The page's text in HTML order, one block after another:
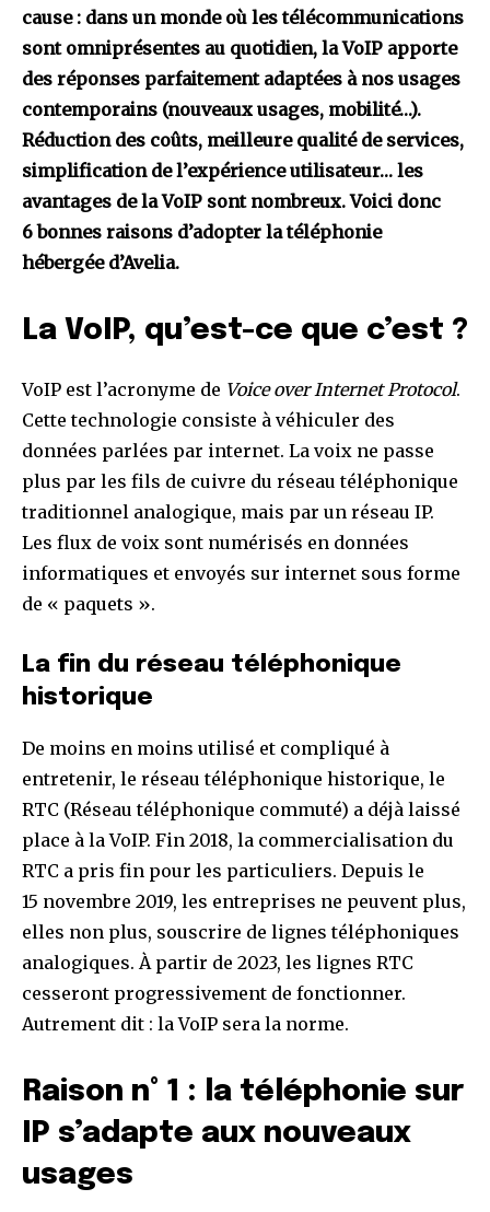
cause : dans un monde où les télécommunications
sont omniprésentes au quotidien, la VoIP apporte
des réponses parfaitement adaptées à nos usages
contemporains (nouveaux usages, mobilité…).
Réduction des coûts, meilleure qualité de services,
simplification de l’expérience utilisateur… les
avantages de la VoIP sont nombreux. Voici donc
6 bonnes raisons d’adopter la téléphonie
hébergée d’Avelia.
La VoIP, qu’est-ce que c’est ?
VoIP est l’acronyme de Voice over Internet Protocol.
Cette technologie consiste à véhiculer des
données parlées par internet. La voix ne passe
plus par les fils de cuivre du réseau téléphonique
traditionnel analogique, mais par un réseau IP.
Les flux de voix sont numérisés en données
informatiques et envoyés sur internet sous forme
de « paquets ».
La fin du réseau téléphonique
historique
De moins en moins utilisé et compliqué à
entretenir, le réseau téléphonique historique, le
RTC (Réseau téléphonique commuté) a déjà laissé
place à la VoIP. Fin 2018, la commercialisation du
RTC a pris fin pour les particuliers. Depuis le
15 novembre 2019, les entreprises ne peuvent plus,
elles non plus, souscrire de lignes téléphoniques
analogiques. À partir de 2023, les lignes RTC
cesseront progressivement de fonctionner.
Autrement dit : la VoIP sera la norme.
Raison n° 1 : la téléphonie sur
IP s’adapte aux nouveaux
usages